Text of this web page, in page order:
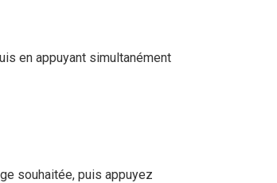
en appuyant simultanément
souhaitée, puis appuyez